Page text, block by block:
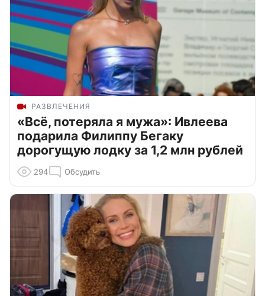
РАЗВЛЕЧЕНИЯ
«Всё, потеряла я мужа»: Ивлеева
подарила Филиппу Бегаку
дорогущую лодку за 1,2 млн рублей
294 Обсудить